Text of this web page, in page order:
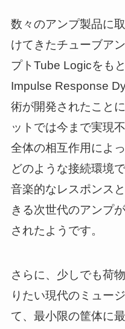
数々のアンプ製品に
けてきたチューブア
プトTube Logicをも
Impulse Response
術が開発されたこと
ットでは今まで実現
全体の相互作用によ
どのような接続環境
音楽的なレスポンス
きる次世代のアンプ
されたようです。
さらに、少しでも荷
りたい現代のミュー
て、最小限の筐体に